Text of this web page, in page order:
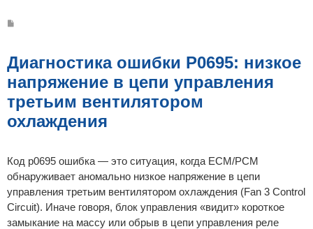
щ
н
и
е
Диагностика ошибки P0695: низкое
напряжение в цепи управления
третьим вентилятором
охлаждения
Код p0695 ошибка — это ситуация, когда ECM/PCM
обнаруживает аномально низкое напряжение в цепи
управления третьим вентилятором охлаждения (Fan 3 Control
Circuit). Иначе говоря, блок управления «видит» короткое
замыкание на массу или обрыв в цепи управления реле